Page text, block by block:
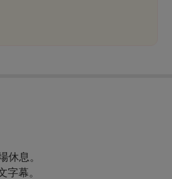
休息。
字幕。